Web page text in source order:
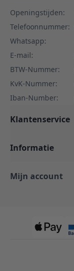
Openingstijden:
Telefoonnummer:
Whatsapp:
E-mail:
BTW-Nummer:
KvK-Nummer:
Iban-Number:
Klantenservice
Informatie
Mijn account